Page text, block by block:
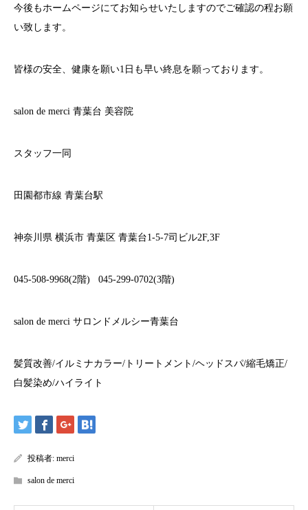
今後もホームページにてお知らせいたしますのでご確認の程お願
い致します。
皆様の安全、健康を願い1 日も早い終息を願っております。
salon de merci 青葉台 美容院
スタッフ一同
田園都市線 青葉台駅
神奈川県 横浜市 青葉区 青葉台1-5-7司ビル2F,3F
045-508-9968(2階) 045-299-0702(3階)
salon de merci サロンドメルシー青葉台
髪質改善/イルミナカラー/ トリートメント /ヘッドスパ/縮毛矯正/
白髪染め/ハイライト
投稿者: merci
salon de merci